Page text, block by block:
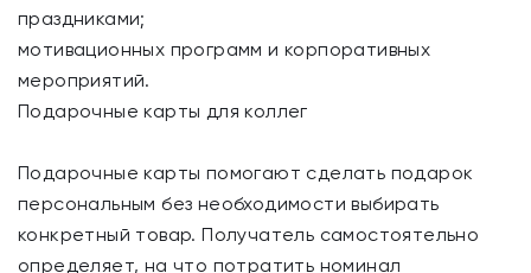
праздниками;
мотивационных программ и корпоративных
мероприятий.
Подарочные карты для коллег
Подарочные карты помогают сделать подарок
персональным без необходимости выбирать
конкретный товар. Получатель самостоятельно
определяет, на что потратить номинал